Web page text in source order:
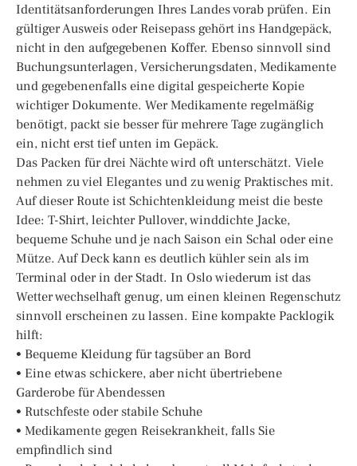
Identitätsanforderungen Ihres Landes vorab prüfen. Ein
gültiger Ausweis oder Reisepass gehört ins Handgepäck,
nicht in den aufgegebenen Koffer. Ebenso sinnvoll sind
Buchungsunterlagen, Versicherungsdaten, Medikamente
und gegebenenfalls eine digital gespeicherte Kopie
wichtiger Dokumente. Wer Medikamente regelmäßig
benötigt, packt sie besser für mehrere Tage zugänglich
ein, nicht erst tief unten im Gepäck.
Das Packen für drei Nächte wird oft unterschätzt. Viele
nehmen zu viel Elegantes und zu wenig Praktisches mit.
Auf dieser Route ist Schichtenkleidung meist die beste
Idee: T-Shirt, leichter Pullover, winddichte Jacke,
bequeme Schuhe und je nach Saison ein Schal oder eine
Mütze. Auf Deck kann es deutlich kühler sein als im
Terminal oder in der Stadt. In Oslo wiederum ist das
Wetter wechselhaft genug, um einen kleinen Regenschutz
sinnvoll erscheinen zu lassen. Eine kompakte Packlogik
hilft:
• Bequeme Kleidung für tagsüber an Bord
• Eine etwas schickere, aber nicht übertriebene
Garderobe für Abendessen
• Rutschfeste oder stabile Schuhe
• Medikamente gegen Reisekrankheit, falls Sie
empfindlich sind